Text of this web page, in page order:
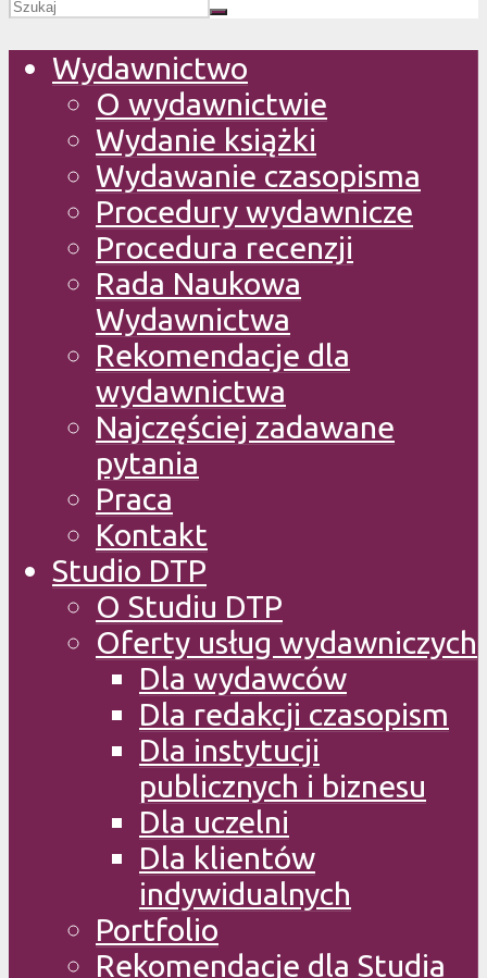
Wydawnictwo
O wydawnictwie
Wydanie książki
Wydawanie czasopisma
Procedury wydawnicze
Procedura recenzji
Rada Naukowa
Wydawnictwa
Rekomendacje dla
wydawnictwa
Najczęściej zadawane
pytania
Praca
Kontakt
Studio DTP
O Studiu DTP
Oferty usług wydawniczych
Dla wydawców
Dla redakcji czasopism
Dla instytucji
publicznych i biznesu
Dla uczelni
Dla klientów
indywidualnych
Portfolio
Rekomendacje dla Studia